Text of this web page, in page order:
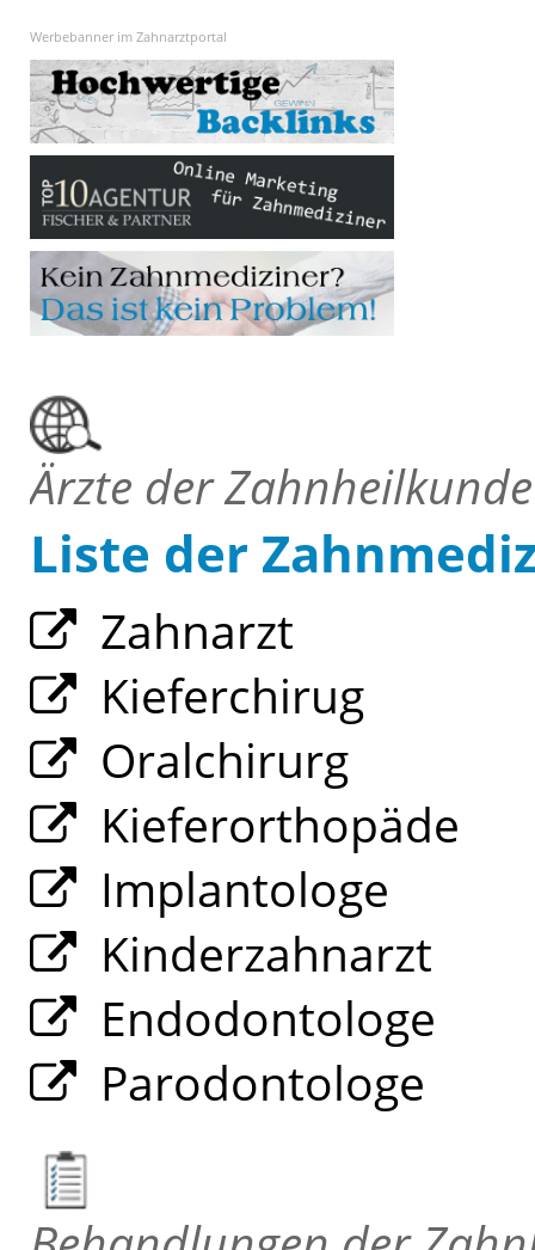
Werbebanner im Zahnarztportal
Ärzte der Zahnheilkunde
Liste der
Zahnarzt
Kieferchirug
Oralchirurg
Kieferorthopäde
Implantologe
Kinderzahnarzt
Endodontologe
Parodontologe